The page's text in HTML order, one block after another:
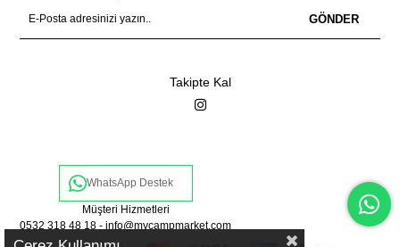
GÖNDER
Takipte Kal
WhatsApp Destek
Müşteri Hizmetleri
0532 318 48 18 -info@mycampmarket.com